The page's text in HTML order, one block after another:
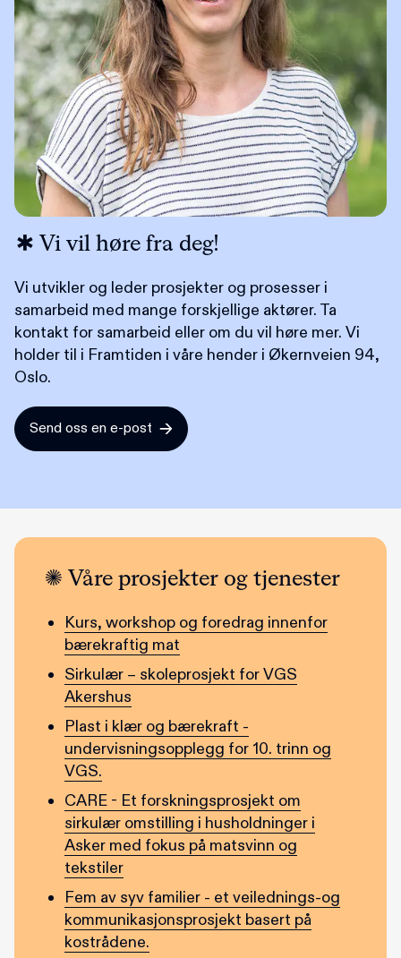
Vi vil høre fra deg!
Vi utvikler og leder prosjekter og prosesser i
samarbeid med mange forskjellige aktører. Ta
kontakt for samarbeid eller om du vil høre mer. Vi
holder til i Framtiden i våre hender i Økernveien 94,
Oslo.
Send oss en e-post
Våre prosjekter og tjenester
Kurs, workshop og foredrag innenfor
bærekraftig mat
Sirkulær – skoleprosjekt for VGS
Akershus
Plast i klær og bærekraft -
undervisningsopplegg for 10. trinn og
VGS.
CARE - Et forskningsprosjekt om
sirkulær omstilling i husholdninger i
Asker med fokus på matsvinn og
tekstiler
Fem av syv familier - et veilednings-og
kommunikasjonsprosjekt basert på
kostrådene.